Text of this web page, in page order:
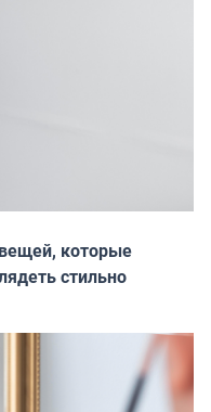
которые
стильно